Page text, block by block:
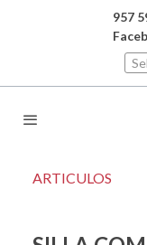
957
ARTICULOS